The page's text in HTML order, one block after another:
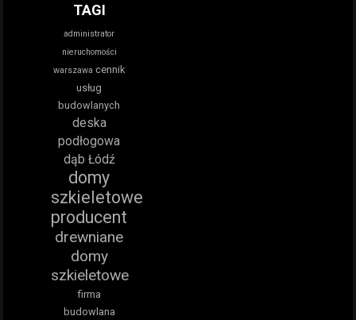
TAGI
administrator
nieruchomości
warszawa cennik
usług
budowlanych
deska
podłogowa
dąb Łódź
domy
szkieletowe
producent
drewniane
domy
szkieletowe
firma
budowlana